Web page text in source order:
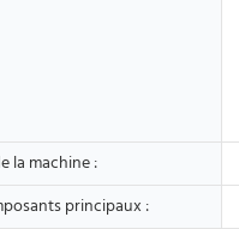
la machine :
principaux :